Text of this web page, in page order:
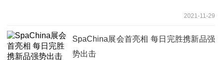
2021-11-29
SpaChina展会首亮相 每日完胜携新品强
势出击